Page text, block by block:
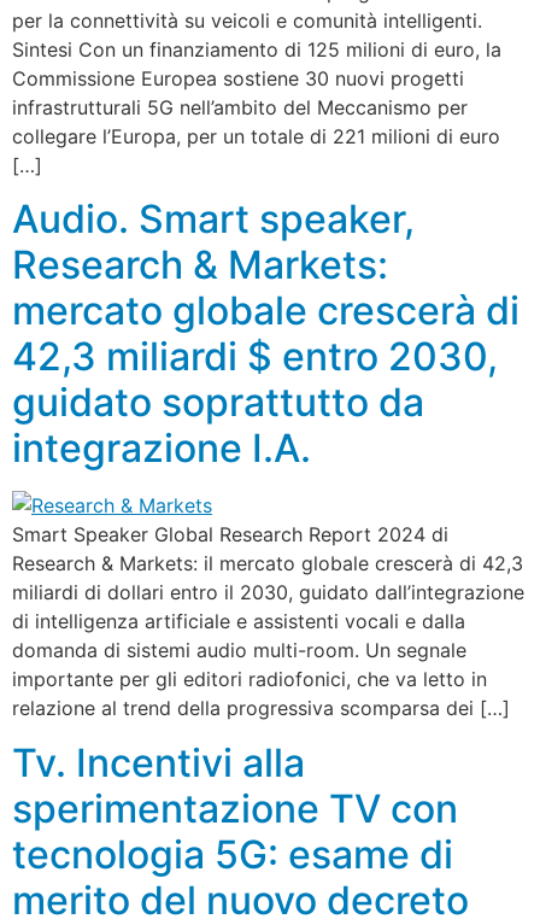
per la connettività su veicoli e comunità intelligenti.
Sintesi Con un finanziamento di 125 milioni di euro, la
Commissione Europea sostiene 30 nuovi progetti
infrastrutturali 5G nell’ambito del Meccanismo per
collegare l’Europa, per un totale di 221 milioni di euro
[…]
Audio. Smart speaker,
Research & Markets:
mercato globale crescerà di
42,3 miliardi $ entro 2030,
guidato soprattutto da
integrazione I.A.
Smart Speaker Global Research Report 2024 di
Research & Markets: il mercato globale crescerà di 42,3
miliardi di dollari entro il 2030, guidato dall’integrazione
di intelligenza artificiale e assistenti vocali e dalla
domanda di sistemi audio multi-room. Un segnale
importante per gli editori radiofonici, che va letto in
relazione al trend della progressiva scomparsa dei […]
Tv. Incentivi alla
sperimentazione TV con
tecnologia 5G: esame di
merito del nuovo decreto